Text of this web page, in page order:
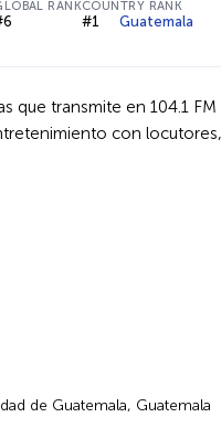
RANKCOUNTRY RANK
#1 Guatemala
que transmite en 104.1
con
de Guatemala, Guatemala